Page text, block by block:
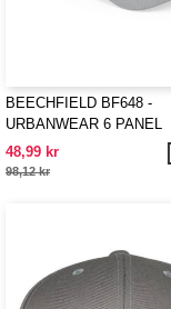
BEECHFIELD BF648 -
URBANWEAR 6 PANEL
SNAPBACK
48,99 kr
98,12 kr